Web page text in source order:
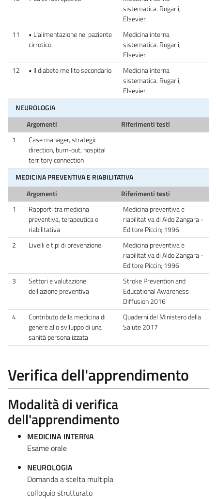
sistematica. Rugarli,
Elsevier
11
• L’alimentazione nel paziente
cirrotico
Medicina interna
sistematica. Rugarli,
Elsevier
12
• Il diabete mellito secondario
Medicina interna
sistematica. Rugarli,
Elsevier
NEUROLOGIA
Argomenti
Riferimenti testi
1
Case manager, strategic
direction, burn-out, hospital
territory connection
MEDICINA PREVENTIVA E RIABILITATIVA
Argomenti
Riferimenti testi
1
Rapporti tra medicina
preventiva, terapeutica e
riabilitativa
Medicina preventiva e
riabilitativa di Aldo Zangara -
Editore Piccin; 1996
2
Livelli e tipi di prevenzione
Medicina preventiva e
riabilitativa di Aldo Zangara -
Editore Piccin; 1996
3
Settori e valutazione
dell'azione preventiva
Stroke Prevention and
Educational Awareness
Diffusion 2016
4
Contributo della medicina di
genere allo sviluppo di una
sanità personalizzata
Quaderni del Ministero della
Salute 2017
Verifica dell'apprendimento
Modalità di verifica
dell'apprendimento
MEDICINA INTERNA
Esame orale
NEUROLOGIA
Domanda a scelta multipla
colloquio strutturato